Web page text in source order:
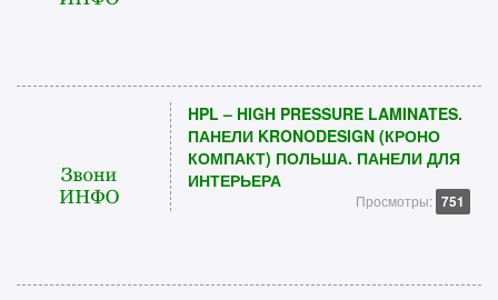
HPL – HIGH PRESSURE LAMINATES.
ПАНЕЛИ KRONODESIGN (КРОНО
КОМПАКТ) ПОЛЬША. ПАНЕЛИ ДЛЯ
ИНТЕРЬЕРА
Просмотры: 751